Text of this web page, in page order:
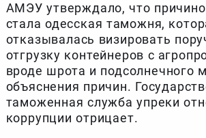
АМЭУ утверждало, что
стала одесская таможня,
отказывалась визировать
отгрузку контейнеров с
вроде шрота и подсолнечного
объяснения причин.
таможенная служба упреки
коррупции отрицает.